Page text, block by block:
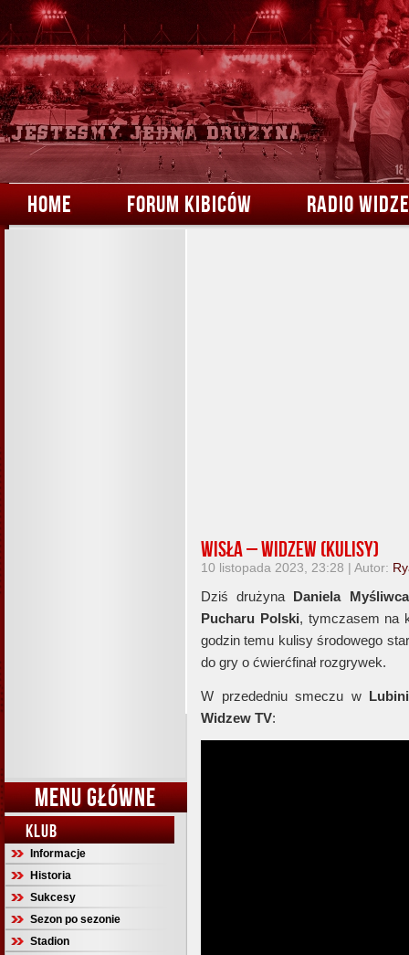
HOME FORUM KIBICÓW RADIO
MENU GŁÓWNE
KLUB
Informacje
Historia
Sukcesy
Sezon po sezonie
Stadion
Wisła – Widzew (kulisy)
10 listopada 2023, 23:28 | Autor:
Dziś drużyna Daniela Myśliwca
Pucharu Polski, tymczasem na
godzin temu kulisy środowego
do gry o ćwierćfinał rozgrywek.
W przededniu smeczu w
Widzew TV: